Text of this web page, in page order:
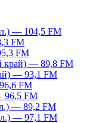
— 104,5 FM
FM
FM
край) — 89,8 FM
— 93,1 FM
FM
96,5 FM
— 89,2 FM
— 97,1 FM